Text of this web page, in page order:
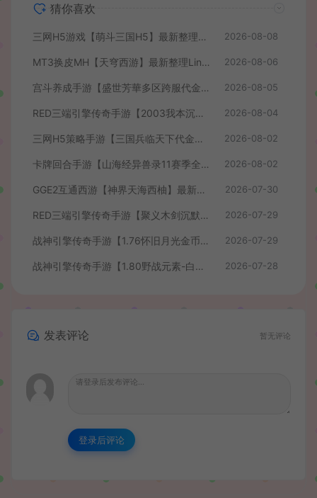
猜你喜欢
三网H5游戏【萌斗三国H5】最新整理WIN系服务端+GM后台+详细搭建教程 2026-08-08
MT3换皮MH【天穹西游】最新整理Linux手工服务端+安卓苹果双端+GM后台+详细搭建教程+全套源码+视频教程 2026-08-06
宫斗养成手游【盛世芳華多区跨服代金券本地优化版】最新整理单机一键即玩端+Linux手工服务端+CDK授权后台+安卓+详细搭建教程 2026-08-05
RED三端引擎传奇手游【2003我本沉默】最新整理Win系服务端+安卓苹果PC三端+详细搭建教程 2026-08-04
三网H5策略手游【三国兵临天下代金券内购七合修复版】最新整理单机一键即玩镜像端+Linux手工服务端+管理后台+GM授权后台+简易安卓客户端+详细搭建教程+视频教程 2026-08-02
卡牌回合手游【山海经异兽录11赛季全人物代金券内购版】最新整理WIN系服务端+授权GM后台+管理后台+热更修改工具+安卓+详细搭建教程 2026-08-02
GGE2互通西游【神界天海西柚】最新整理Win系服务端+安卓苹果PC三端+内置GM工具+全套源码+详细搭建教程+视频教程 2026-07-30
RED三端引擎传奇手游【聚义木剑沉默高仿嘟嘟沉默】最新整理Win系服务端+安卓苹果PC三端+详细搭建教程 2026-07-29
战神引擎传奇手游【1.76怀旧月光金币版】最新整理Win系复古服务端+安卓苹果双端+GM授权物品后台+详细搭建教程 2026-07-29
战神引擎传奇手游【1.80野战元素-白猪7.2免授权】最新整理Win系特色服务端+安卓+GM授权物品后台+详细搭建教程 2026-07-28
发表评论 暂无评论
登录后评论